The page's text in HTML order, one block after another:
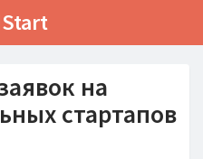
на
стартапов